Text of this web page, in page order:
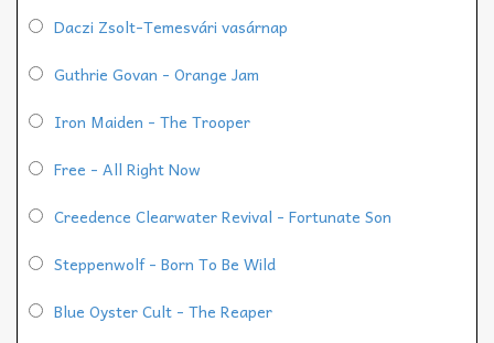
Daczi Zsolt-Temesvári vasárnap
Guthrie Govan - Orange Jam
Iron Maiden - The Trooper
Free - All Right Now
Creedence Clearwater Revival - Fortunate Son
Steppenwolf - Born To Be Wild
Blue Oyster Cult - The Reaper